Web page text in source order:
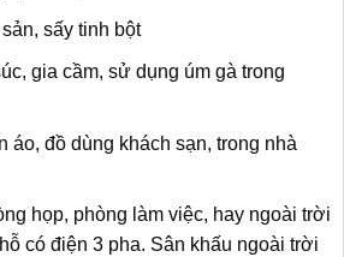
sấy tinh bột
gia cầm, sử dụng úm gà trong
áo, đồ dùng khách sạn, trong nhà
họp, phòng làm việc, hay ngoài trời
có điện 3 pha. Sân khấu ngoài trời